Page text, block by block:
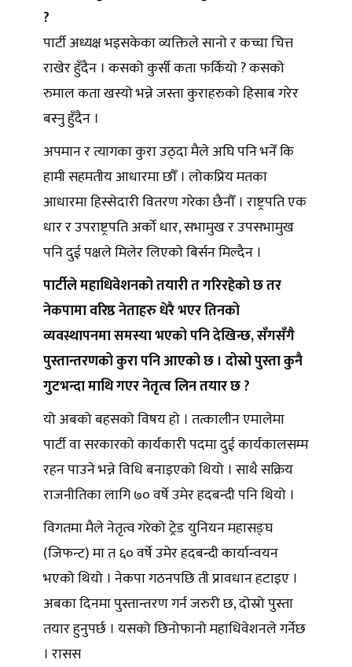
?
पार्टी अध्यक्ष भइसकेका व्यक्तिले सानो र कच्चा चित्त
राखेर हुँदैन । कसको कुर्सी कता फर्कियो ? कसको
रुमाल कता खस्यो भन्ने जस्ता कुराहरुको हिसाब गरेर
बस्नु हुँदैन ।
अपमान र त्यागका कुरा उठ्दा मैले अघि पनि भनेँ कि
हामी सहमतीय आधारमा छौँ । लोकप्रिय मतका
आधारमा हिस्सेदारी वितरण गरेका छैनौँ । राष्ट्रपति एक
धार र उपराष्ट्रपति अर्को धार, सभामुख र उपसभामुख
पनि दुई पक्षले मिलेर लिएको बिर्सन मिल्दैन ।
पार्टीले महाधिवेशनको तयारी त गरिरहेको छ तर
नेकपामा वरिष्ठ नेताहरु धेरै भएर तिनको
व्यवस्थापनमा समस्या भएको पनि देखिन्छ, सँगसँगै
पुस्तान्तरणको कुरा पनि आएको छ । दोस्रो पुस्ता कुनै
गुटभन्दा माथि गएर नेतृत्व लिन तयार छ ?
यो अबको बहसको विषय हो । तत्कालीन एमालेमा
पार्टी वा सरकारको कार्यकारी पदमा दुई कार्यकालसम्म
रहन पाउने भन्ने विधि बनाइएको थियो । साथै सक्रिय
राजनीतिका लागि ७० वर्षे उमेर हदबन्दी पनि थियो ।
विगतमा मैले नेतृत्व गरेको ट्रेड युनियन महासङ्घ
(जिफन्ट) मा त ६० वर्षे उमेर हदबन्दी कार्यान्वयन
भएको थियो । नेकपा गठनपछि ती प्रावधान हटाइए ।
अबका दिनमा पुस्तान्तरण गर्न जरुरी छ, दोस्रो पुस्ता
तयार हुनुपर्छ । यसको छिनोफानो महाधिवेशनले गर्नेछ
। रासस